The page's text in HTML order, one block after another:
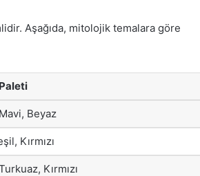
Aşağıda, mitolojik temalara göre
Beyaz
Kırmızı
Kırmızı